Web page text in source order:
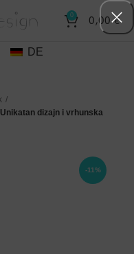
0 0,00€
DE
dizajn i vrhunska
-11%